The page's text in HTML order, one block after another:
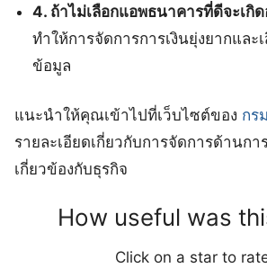
4. ถ้าไม่เลือกแอพธนาคารที่ดีจะเกิ
ทำให้การจัดการการเงินยุ่งยากและ
ข้อมูล
แนะนำให้คุณเข้าไปที่เว็บไซต์ของ กร
รายละเอียดเกี่ยวกับการจัดการด้านกา
เกี่ยวข้องกับธุรกิจ
How useful was
Click on a star to